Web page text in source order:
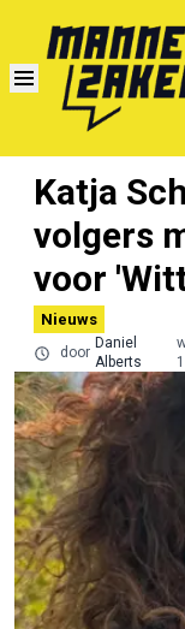
Katja
volgers
voor
Nieuws
door
Daniel
Alberts